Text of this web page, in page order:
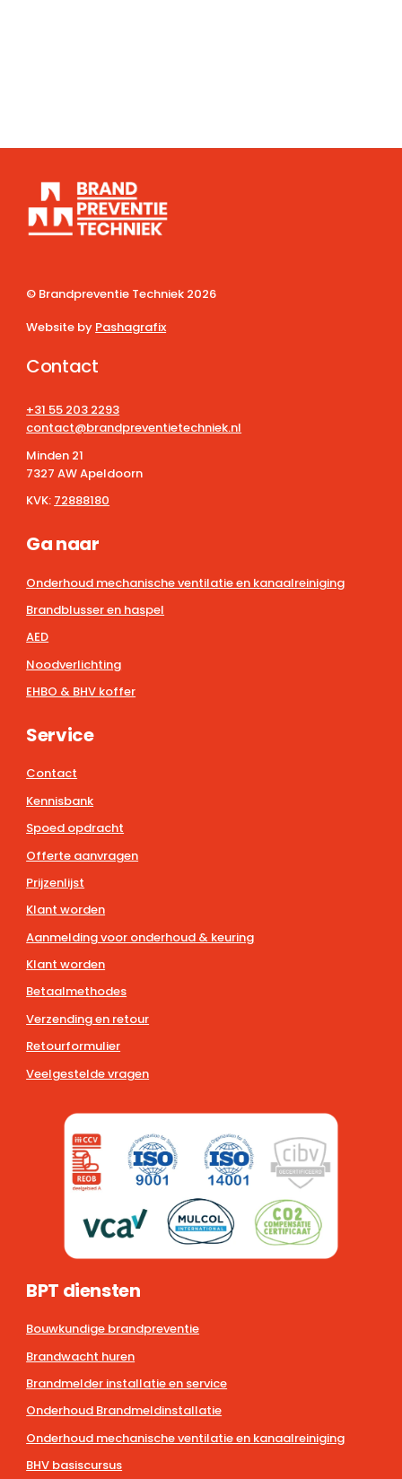
© Brandpreventie Techniek 2026
Website by Pashagrafix
Contact
+31 55 203 2293
contact@brandpreventietechniek.nl
Minden 21
7327 AW Apeldoorn
KVK: 72888180
Ga naar
Onderhoud mechanische ventilatie en kanaalreiniging
Brandblusser en haspel
AED
Noodverlichting
EHBO & BHV koffer
Service
Contact
Kennisbank
Spoed opdracht
Offerte aanvragen
Prijzenlijst
Klant worden
Aanmelding voor onderhoud & keuring
Klant worden
Betaalmethodes
Verzending en retour
Retourformulier
Veelgestelde vragen
BPT diensten
Bouwkundige brandpreventie
Brandwacht huren
Brandmelder installatie en service
Onderhoud Brandmeldinstallatie
Onderhoud mechanische ventilatie en kanaalreiniging
BHV basiscursus